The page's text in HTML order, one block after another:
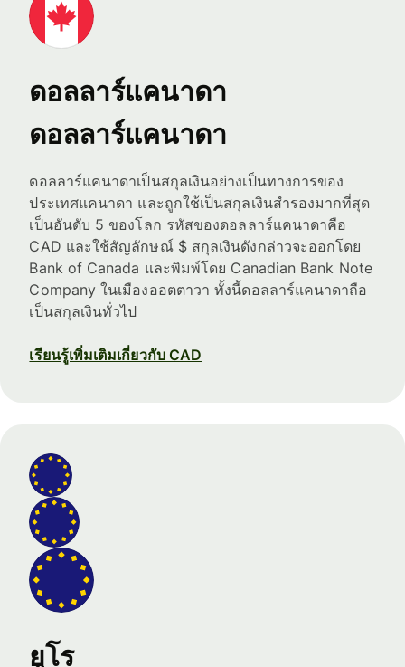
ดอลลาร์แคนาดา
ดอลลาร์แคนาดา
ดอลลาร์แคนาดาเป็นสกุลเงินอย่างเป็นทางการของ
ประเทศแคนาดา และถูกใช้เป็นสกุลเงินสำรองมากที่สุด
เป็นอันดับ 5 ของโลก รหัสของดอลลาร์แคนาดาคือ
CAD และใช้สัญลักษณ์ $ สกุลเงินดังกล่าวจะออกโดย
Bank of Canada และพิมพ์โดย Canadian Bank Note
Company ในเมืองออตตาวา ทั้งนี้ดอลลาร์แคนาดาถือ
เป็นสกุลเงินทั่วไป
เรียนรู้เพิ่มเติมเกี่ยวกับ CAD
ยูโร